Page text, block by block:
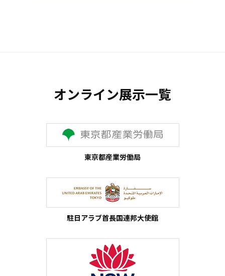
オンライン展示一覧
東京都産業労働局
駐日アラブ首長国連邦大使館